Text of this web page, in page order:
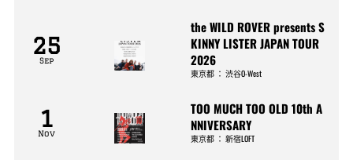
25
Sep
the WILD ROVER presents S
KINNY LISTER JAPAN TOUR
2026
東京都 ：渋谷O-West
1
Nov
TOO MUCH TOO OLD 10th A
NNIVERSARY
東京都 ：新宿LOFT